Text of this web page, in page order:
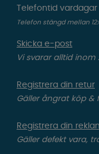
Telefontid vardagar
Telefon stängd mellan
Skicka e-post
Vi svarar alltid inom
Registrera din retur
Gäller ångrat köp &
Registrera din
Gäller defekt vara,